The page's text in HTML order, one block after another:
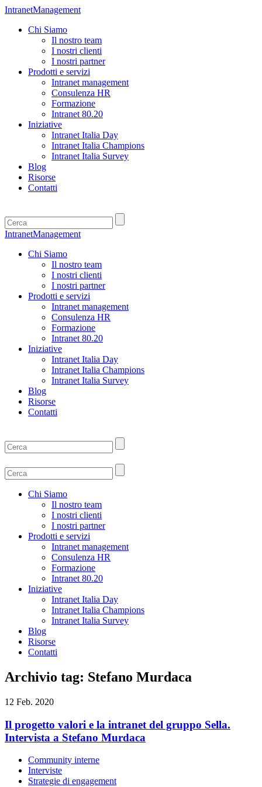
IntranetManagement
Chi Siamo
Il nostro team
I nostri clienti
I nostri partner
Prodotti e servizi
Intranet management
Consulenza HR
Formazione
Intranet 80.20
Iniziative
Intranet Italia Day
Intranet Italia Champions
Intranet Italia Survey
Blog
Risorse
Contatti
IntranetManagement
Chi Siamo
Il nostro team
I nostri clienti
I nostri partner
Prodotti e servizi
Intranet management
Consulenza HR
Formazione
Intranet 80.20
Iniziative
Intranet Italia Day
Intranet Italia Champions
Intranet Italia Survey
Blog
Risorse
Contatti
Chi Siamo
Il nostro team
I nostri clienti
I nostri partner
Prodotti e servizi
Intranet management
Consulenza HR
Formazione
Intranet 80.20
Iniziative
Intranet Italia Day
Intranet Italia Champions
Intranet Italia Survey
Blog
Risorse
Contatti
Archivio tag: Stefano Murdaca
12 Feb. 2020
Il progetto valori e la intranet del gruppo Sella.
Intervista a Stefano Murdaca
Community interne
Interviste
Strategie di engagement